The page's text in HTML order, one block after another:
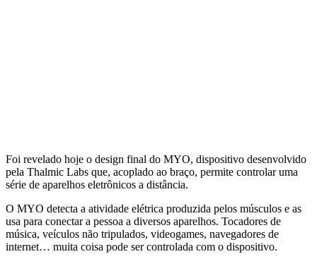
Foi revelado hoje o design final do MYO, dispositivo desenvolvido
pela Thalmic Labs que, acoplado ao braço, permite controlar uma
série de aparelhos eletrônicos a distância.
O MYO detecta a atividade elétrica produzida pelos músculos e as
usa para conectar a pessoa a diversos aparelhos. Tocadores de
música, veículos não tripulados, videogames, navegadores de
internet… muita coisa pode ser controlada com o dispositivo.